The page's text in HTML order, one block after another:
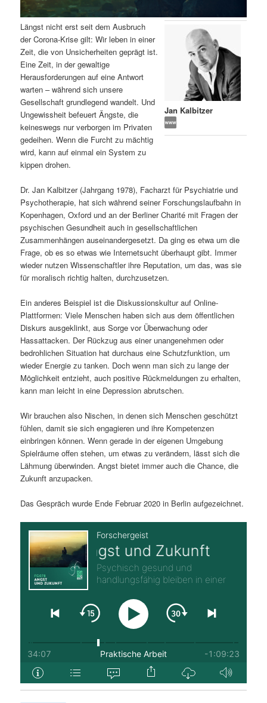
n
h
a
l
t
s
r
i
n
g
e
n
I
n
h
a
l
s
p
r
n
n
Jan Kalbitzer
Längst nicht erst seit dem Ausbruch
der Corona-Krise gilt: Wir leben in einer
Zeit, die von Unsicherheiten geprägt ist.
Eine Zeit, in der gewaltige
Herausforderungen auf eine Antwort
warten – während sich unsere
Gesellschaft grundlegend wandelt. Und
Ungewissheit befeuert Ängste, die
keineswegs nur verborgen im Privaten
gedeihen. Wenn die Furcht zu mächtig
wird, kann auf einmal ein System zu
kippen drohen.
Dr. Jan Kalbitzer (Jahrgang 1978), Facharzt für Psychiatrie und
Psychotherapie, hat sich während seiner Forschungslaufbahn in
Kopenhagen, Oxford und an der Berliner Charité mit Fragen der
psychischen Gesundheit auch in gesellschaftlichen
Zusammenhängen auseinandergesetzt. Da ging es etwa um die
Frage, ob es so etwas wie Internetsucht überhaupt gibt. Immer
wieder nutzen Wissenschaftler ihre Reputation, um das, was sie
für moralisch richtig halten, durchzusetzen.
Ein anderes Beispiel ist die Diskussionskultur auf Online-
Plattformen: Viele Menschen haben sich aus dem öffentlichen
Diskurs ausgeklinkt, aus Sorge vor Überwachung oder
Hassattacken. Der Rückzug aus einer unangenehmen oder
bedrohlichen Situation hat durchaus eine Schutzfunktion, um
wieder Energie zu tanken. Doch wenn man sich zu lange der
Möglichkeit entzieht, auch positive Rückmeldungen zu erhalten,
kann man leicht in eine Depression abrutschen.
Wir brauchen also Nischen, in denen sich Menschen geschützt
fühlen, damit sie sich engagieren und ihre Kompetenzen
einbringen können. Wenn gerade in der eigenen Umgebung
Spielräume offen stehen, um etwas zu verändern, lässt sich die
Lähmung überwinden. Angst bietet immer auch die Chance, die
Zukunft anzupacken.
Das Gespräch wurde Ende Februar 2020 in Berlin aufgezeichnet.